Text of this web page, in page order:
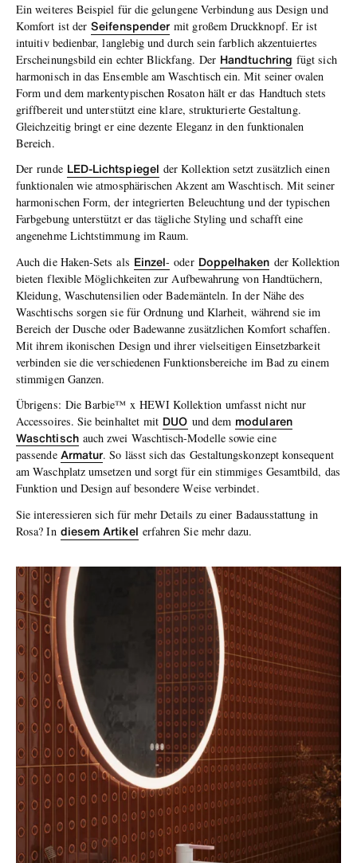
Ein weiteres Beispiel für die gelungene Verbindung aus Design und
Komfort ist derSeifenspender mit großem Druckknopf. Er ist
intuitiv bedienbar, langlebig und durch sein farblich akzentuiertes
Erscheinungsbild ein echter Blickfang. Der Handtuchring fügt sich
harmonisch in das Ensemble am Waschtisch ein. Mit seiner ovalen
Form und dem markentypischen Rosaton hält er das Handtuch stets
griffbereit und unterstützt eine klare, strukturierte Gestaltung.
Gleichzeitig bringt er eine dezente Eleganz in den funktionalen
Bereich.
Derrunde LED-Lichtspiegel der Kollektion setzt zusätzlich einen
funktionalen wie atmosphärischen Akzent am Waschtisch. Mit seiner
harmonischen Form, der integrierten Beleuchtung und der typischen
Farbgebung unterstützt er das tägliche Styling und schafft eine
angenehme Lichtstimmung im Raum.
Auch die Haken-Setsals Einzel- oder Doppelhaken der Kollektion
bieten flexible Möglichkeiten zur Aufbewahrung von Handtüchern,
Kleidung, Waschutensilien oder Bademänteln. In der Nähe des
Waschtischs sorgen sie für Ordnung und Klarheit, während sie im
Bereich der Dusche oder Badewanne zusätzlichen Komfort schaffen.
Mit ihrem ikonischen Design und ihrer vielseitigen Einsetzbarkeit
verbinden sie die verschiedenen Funktionsbereiche im Bad zu einem
stimmigen Ganzen.
Übrigens: Die Barbie™ x HEWI Kollektionumfasst nicht nur
Accessoires. Sie beinhaltetmit DUO und dem modularen
Waschtisch auch zwei Waschtisch-Modelle sowie eine
passende Armatur. So lässt sich das Gestaltungskonzept konsequent
am Waschplatz umsetzen und sorgt für ein stimmiges Gesamtbild, das
Funktion und Design auf besondere Weise verbindet.
Sie interessieren sich für mehr Details zu einer Badausstattung in
Rosa? In diesem Artikel erfahren Sie mehr dazu.